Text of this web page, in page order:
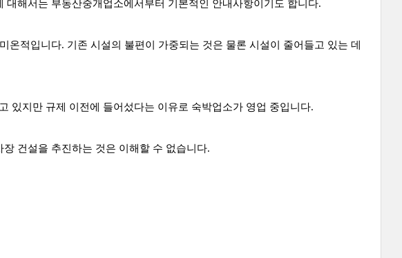
해서는 부동산중개업소에서부터 기본적인 안내사항이기도 합니다.
적입니다. 기존 시설의 불편이 가중되는 것은 물론 시설이 줄어들고 있는 데
있지만 규제 이전에 들어섰다는 이유로 숙박업소가 영업 중입니다.
건설을 추진하는 것은 이해할 수 없습니다.